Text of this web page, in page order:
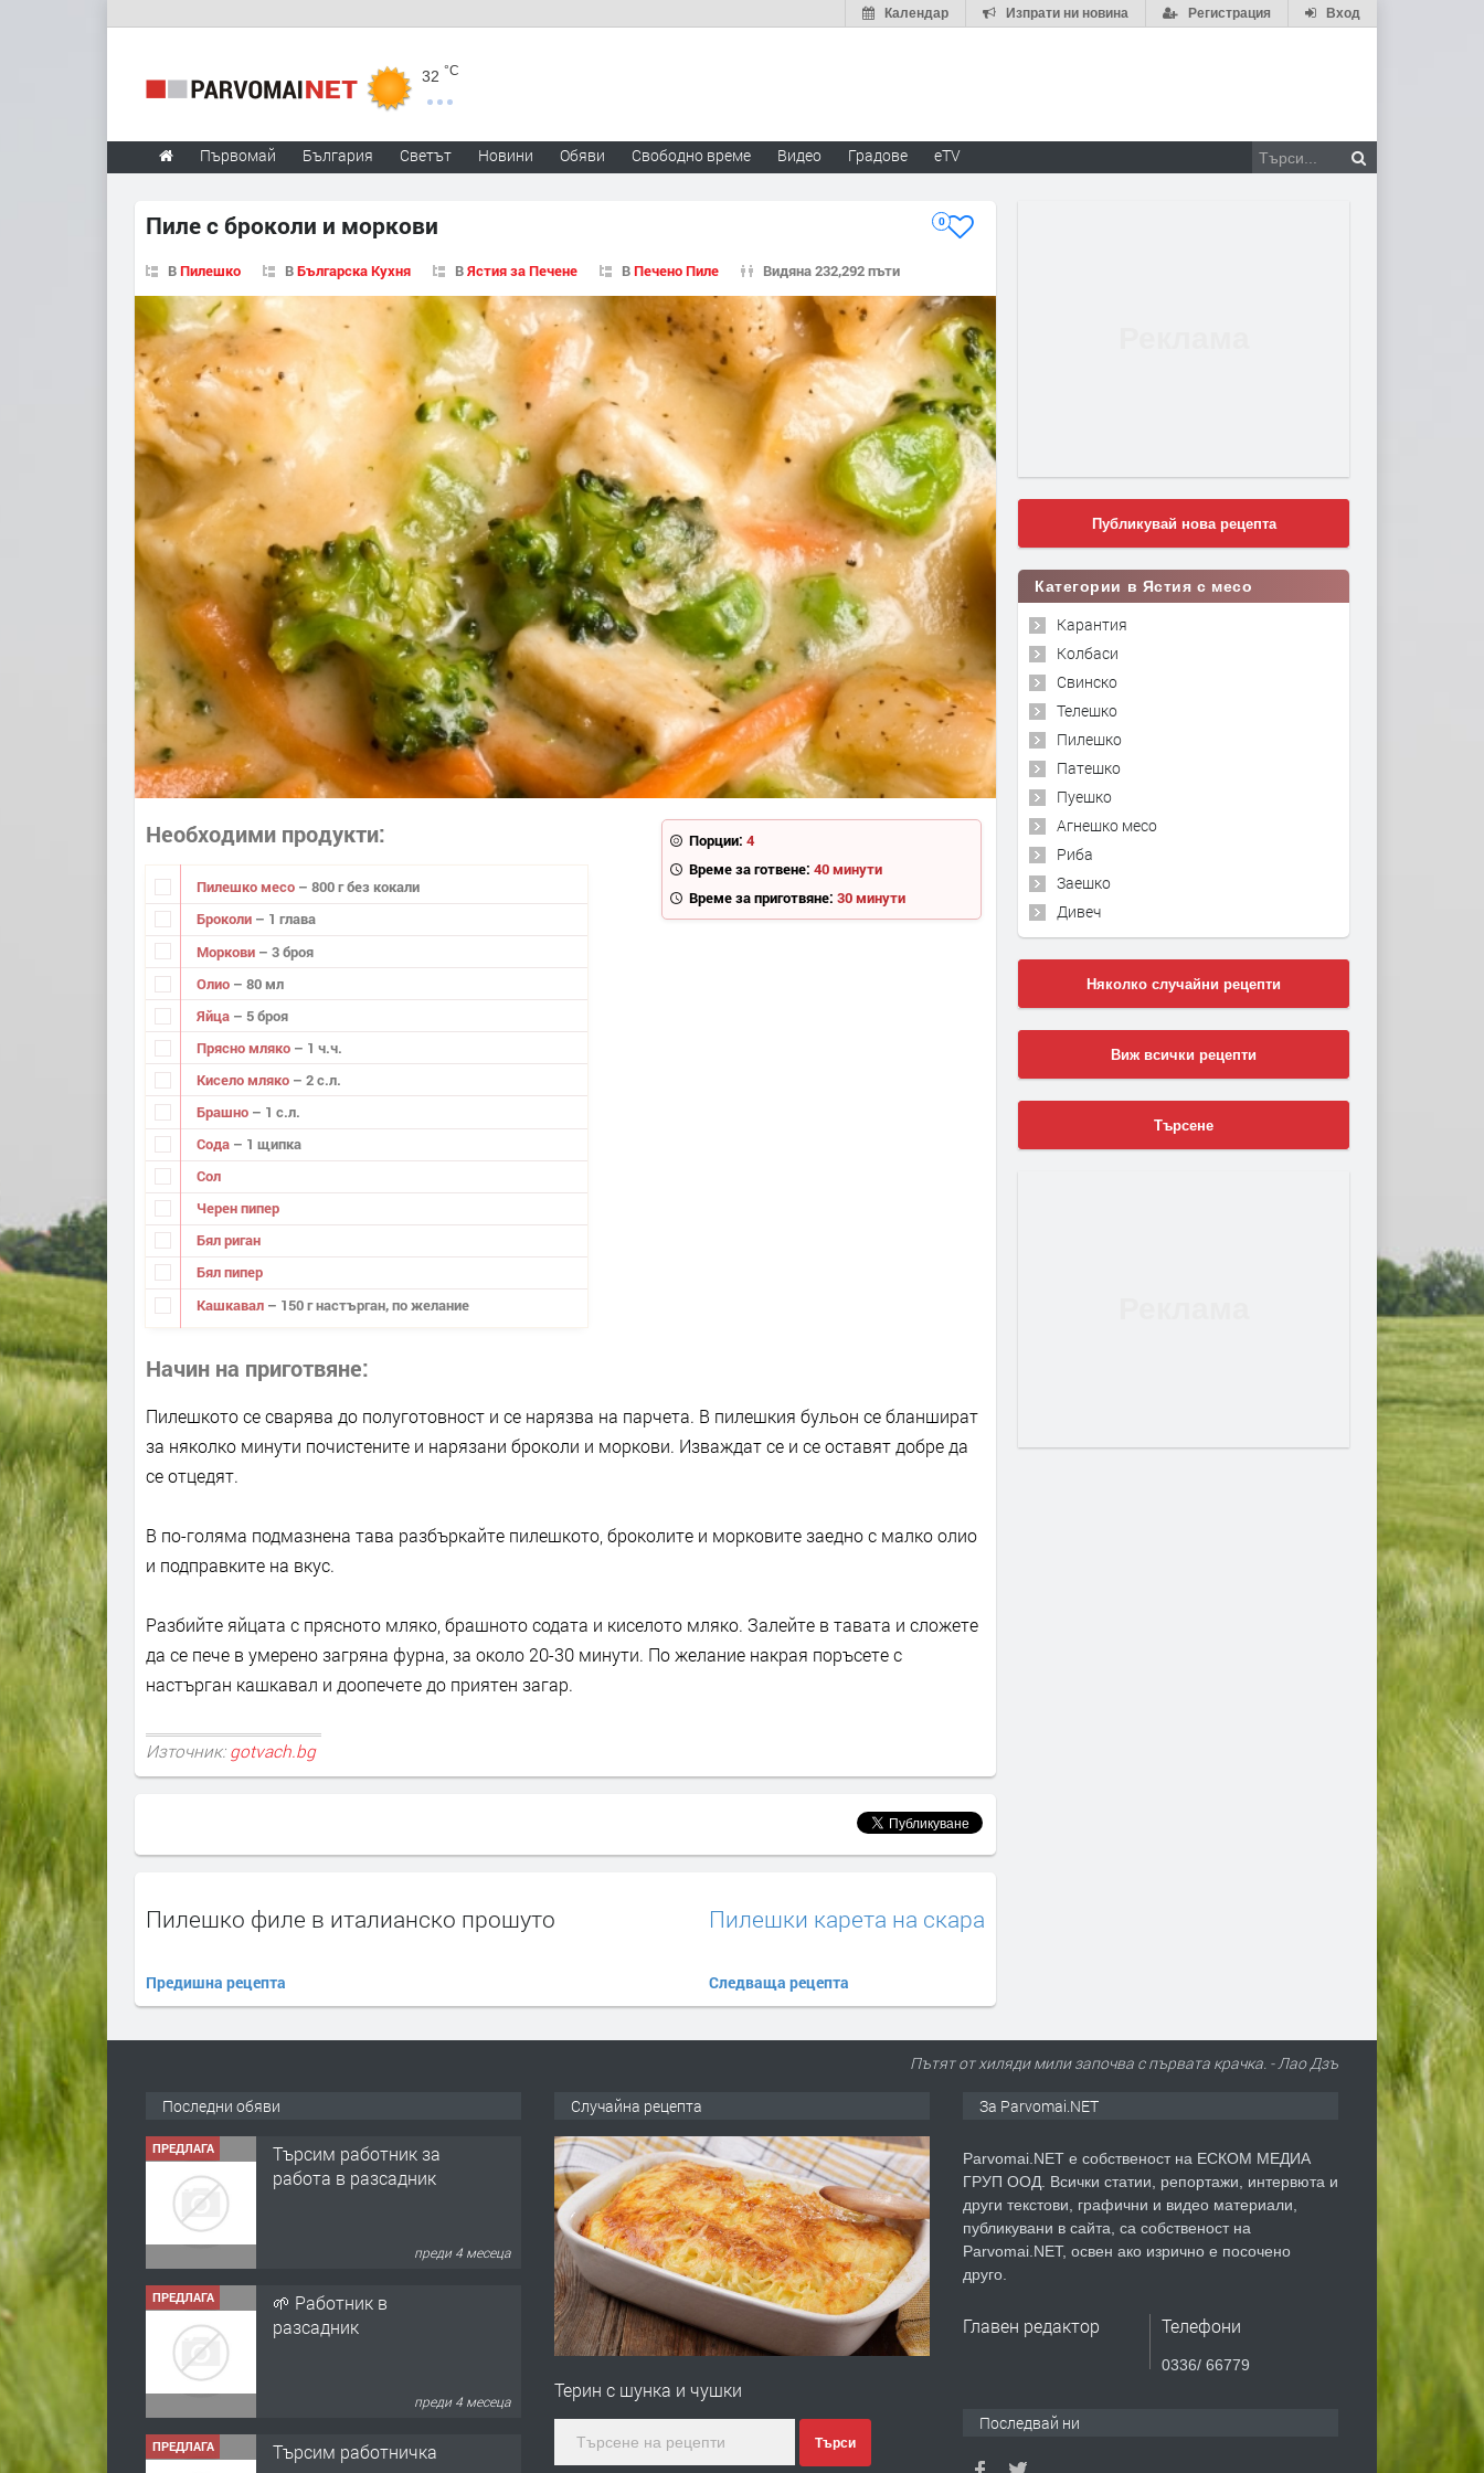
Вход
Регистрация
Изпрати ни новина
Календар
32 °C
Първомай България Светът Новини Обяви Свободно време Видео Градове eTV
Пиле с броколи и моркови 0
ВПилешко ВБългарска Кухня ВЯстия за Печене ВПечено Пиле Видяна 232,292 пъти
Порции: 4
Време за готвене: 40 минути
Време за приготвяне: 30 минути
Необходими продукти
Пилешко месо – 800 г без кокали
Броколи – 1 глава
Моркови – 3 броя
Олио – 80 мл
Яйца – 5 броя
Прясно мляко – 1 ч.ч.
Кисело мляко – 2 с.л.
Брашно – 1 с.л.
Сода – 1 щипка
Сол
Черен пипер
Бял риган
Бял пипер
Кашкавал – 150 г настърган, по желание
Начин на приготвяне
Пилешкото се сварява до полуготовност и се нарязва на парчета. В пилешкия бульон се бланшират
за няколко минути почистените и нарязани броколи и моркови. Изваждат се и се оставят добре да
се отцедят.
В по-голяма подмазнена тава разбъркайте пилешкото, броколите и морковите заедно с малко олио
и подправките на вкус.
Разбийте яйцата с прясното мляко, брашното содата и киселото мляко. Залейте в тавата и сложете
да се пече в умерено загряна фурна, за около 20-30 минути. По желание накрая поръсете с
настърган кашкавал и доопечете до приятен загар.
Източник: gotvach.bg
Пилешко филе в италианско прошуто
Предишна рецепта
Пилешки карета на скара
Следваща рецепта
Публикувай нова рецепта
Категории в Ястия с месо
Карантия
Колбаси
Свинско
Телешко
Пилешко
Патешко
Пуешко
Агнешко месо
Риба
Заешко
Дивеч
Няколко случайни рецепти
Виж всички рецепти
Търсене
Пътят от хиляди мили започва с първата крачка. - Лао Дзъ
Последни обяви
ПРЕДЛАГА
Търсим работник за
работа в разсадник
разсадник
Търсим работничка
Случайна рецепта
Терин с шунка и чушки
Търси
За Parvomai.NET
Parvomai.NET е собственост на ЕСКОМ МЕДИА
ГРУП ООД. Всички статии, репортажи, интервюта и
други текстови, графични и видео материали,
публикувани в сайта, са собственост на
Parvomai.NET, освен ако изрично е посочено
друго.
Главен редактор Телефони
0336/ 66779
Последвай ни